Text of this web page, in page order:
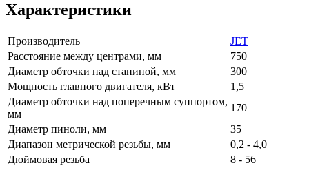
Характеристики
Производитель
JET
Расстояние между центрами, мм
750
Диаметр обточки над станиной, мм
300
Мощность главного двигателя, кВт
1,5
Диаметр обточки над поперечным суппортом,
мм
170
Диаметр пиноли, мм
35
Диапазон метрической резьбы, мм
0,2 - 4,0
Дюймовая резьба
8 - 56